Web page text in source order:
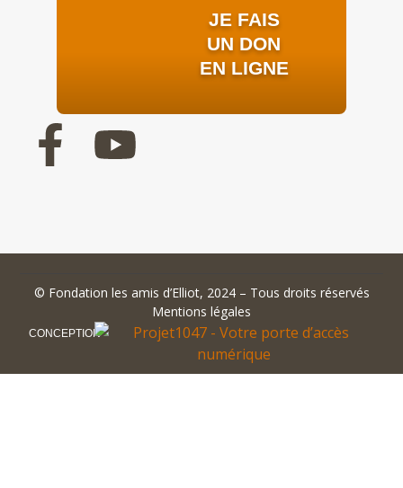
JE FAIS
UN DON
EN LIGNE
© Fondation les amis d’Elliot, 2024 – Tous droits réservés
Mentions légales
CONCEPTION